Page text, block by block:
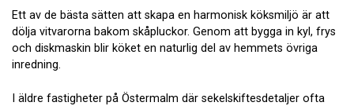
Ett av de bästa sätten att skapa en harmonisk köksmiljö är att
dölja vitvarorna bakom skåpluckor. Genom att bygga in kyl, frys
och diskmaskin blir köket en naturlig del av hemmets övriga
inredning.
I äldre fastigheter på Östermalm där sekelskiftesdetaljer ofta